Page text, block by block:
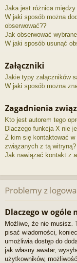
Jaka jest różnica między
W jaki sposób można
obserwować??
Jak obserwować
W jaki sposób usunąć
Załączniki
Jakie typy załączników
W jaki sposób można
Zagadnienia
Kto jest autorem tego
Dlaczego funkcja X nie
Z kim się kontaktować w
związanych z tą witryną?
Jak nawiązać kontakt z
Problemy z
Dlaczego w ogóle
Możliwe, że nie musisz.
pisać wiadomości,
umożliwia dostęp do
jak własny awatar,
użytkowników,